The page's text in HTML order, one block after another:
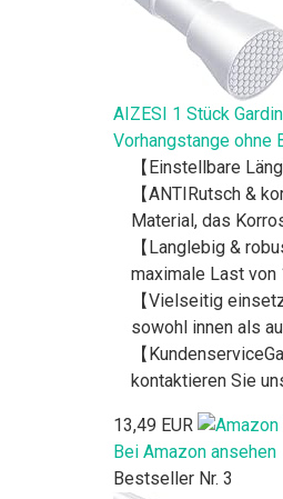
AIZESI 1 Stück
Vorhangstange ohne
【Einstellbare
【ANTIRutsch &
Material, das
【Langlebig &
maximale Last von
【Vielseitig
sowohl innen als
【
kontaktieren Sie
13,49 EUR
Bei Amazon ansehen
Bestseller Nr. 3